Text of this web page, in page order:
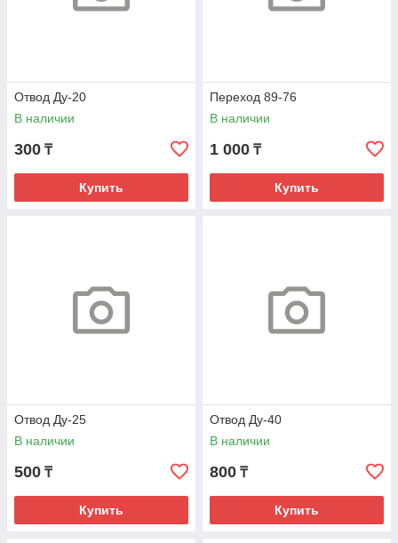
Отвод Ду-20
В наличии
300 ₸
Купить
Переход 89-76
В наличии
1 000 ₸
Купить
Отвод Ду-25
В наличии
500 ₸
Купить
Отвод Ду-40
В наличии
800 ₸
Купить